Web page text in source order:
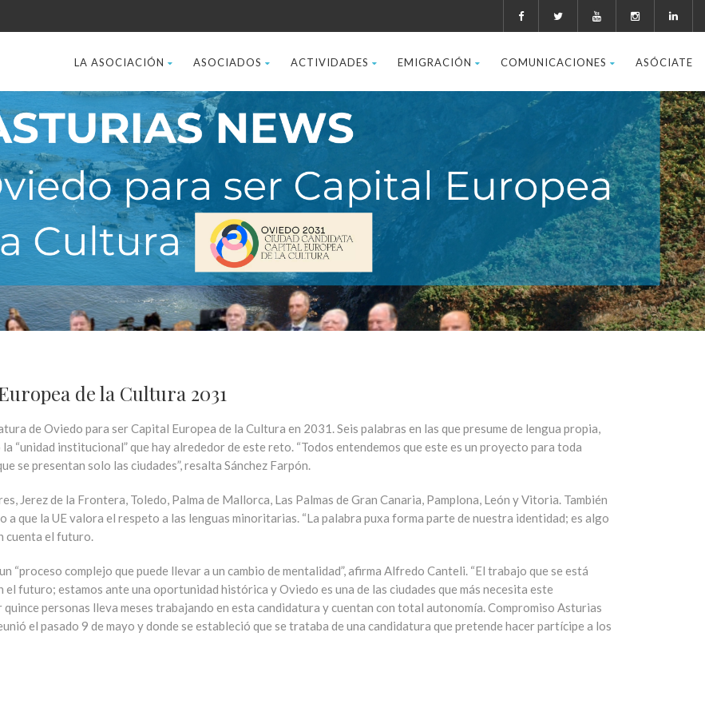
LA ASOCIACIÓN ASOCIADOS ACTIVIDADES EMIGRACIÓN COMUNICACIONES ASÓCIATE
de la Cultura 2031
de Oviedo para ser Capital Europea de la Cultura en 2031. Seis palabras en las que presume de lengua propia,
“unidad institucional” que hay alrededor de este reto. “Todos entendemos que este es un proyecto para toda
se presentan solo las ciudades”, resalta Sánchez Farpón.
Jerez de la Frontera, Toledo, Palma de Mallorca, Las Palmas de Gran Canaria, Pamplona, León y Vitoria. También
que la UE valora el respeto a las lenguas minoritarias. “La palabra puxa forma parte de nuestra identidad; es algo
cuenta el futuro.
complejo que puede llevar a un cambio de mentalidad”, afirma Alfredo Canteli. “El trabajo que se está
el futuro; estamos ante una oportunidad histórica y Oviedo es una de las ciudades que más necesita este
personas lleva meses trabajando en esta candidatura y cuentan con total autonomía. Compromiso Asturias
el pasado 9 de mayo y donde se estableció que se trataba de una candidatura que pretende hacer partícipe a los